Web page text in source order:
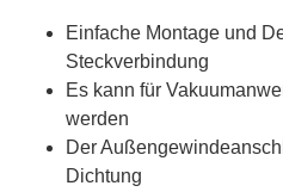
Einfache Montage und
Steckverbindung
Es kann für
werden
Der
Dichtung